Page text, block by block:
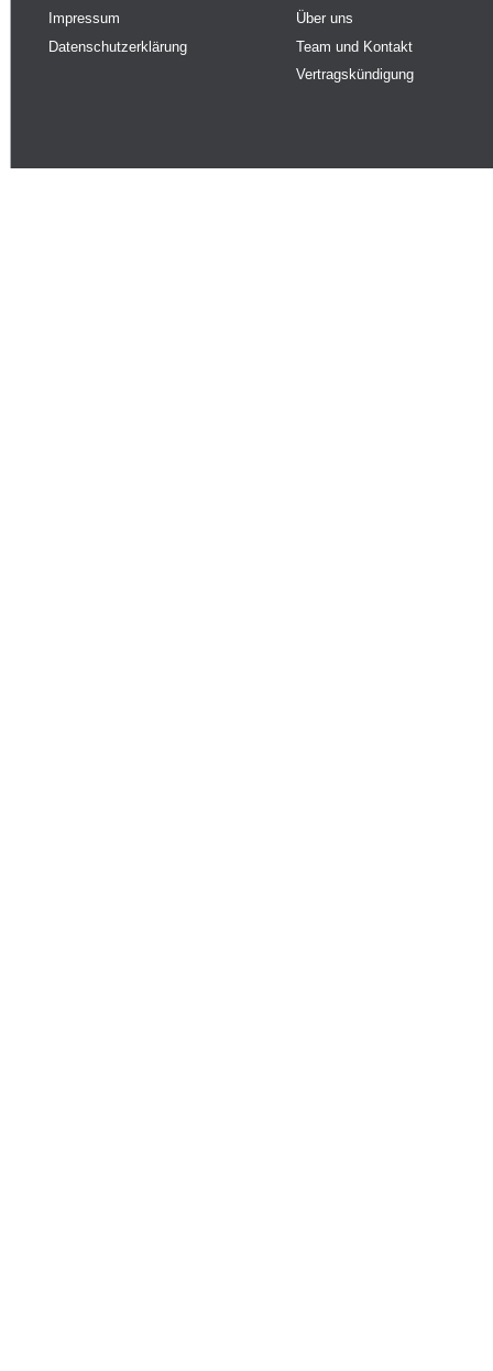
Impressum
Datenschutzerklärung
Über uns
Team und Kontakt
Vertragskündigung